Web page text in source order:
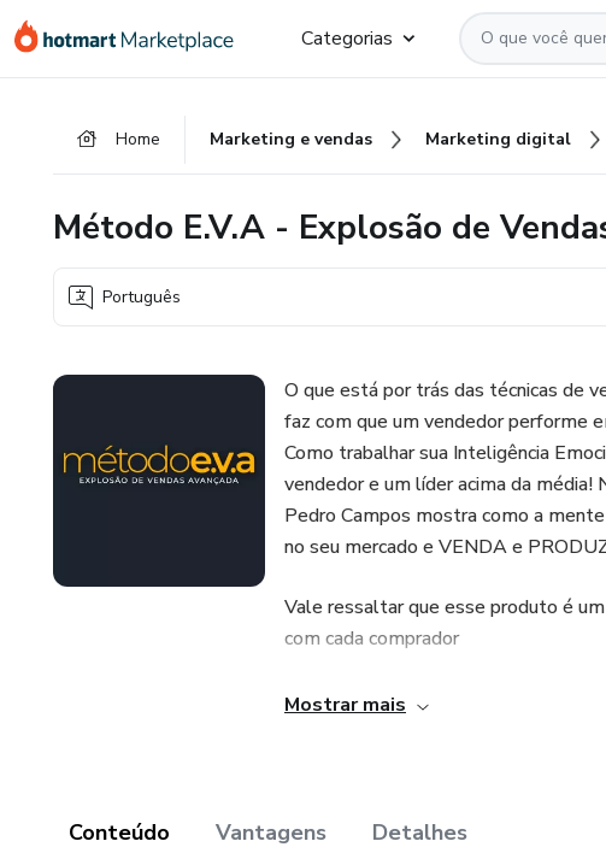
para
para
para
Categorias
Home Marketing e vendas Marketing digital
Método E.V.A - Explosão de
Português
O que está por trás das técnicas de
faz com que um vendedor performe
Como trabalhar sua Inteligência
vendedor e um líder acima da
Pedro Campos mostra como a
no seu mercado e VENDA e
Vale ressaltar que esse produto é
com cada comprador
Mostrar mais
Conteúdo Vantagens Detalhes